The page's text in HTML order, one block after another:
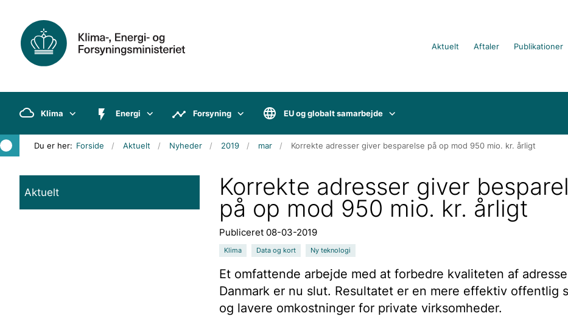
Aktuelt Aftaler Publikationer
Klima Energi Forsyning EU og globalt samarbejde
Du er her: Forside Aktuelt Nyheder 2019 mar Korrekte adresser giver besparelse på op mod 950 mio. kr. årligt
Aktuelt Korrekte adresser giver
på op mod 950 mio. kr. årligt
Publiceret 08-03-2019
Klima Data og kort Ny teknologi
Et omfattende arbejde med at forbedre kvaliteten af
Danmark er nu slut. Resultatet er en mere effektiv offentlig
og lavere omkostninger for private virksomheder.